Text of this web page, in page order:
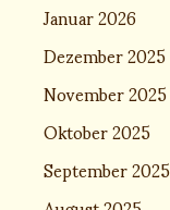
Januar 2026
Dezember 2025
November 2025
Oktober 2025
September 2025